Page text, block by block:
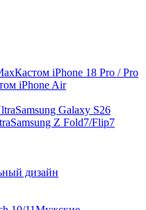
Кастом iPhone 18 Pro / Pro
iPhone Air
Samsung Galaxy S26
Samsung Z Fold7/Flip7
дизайн